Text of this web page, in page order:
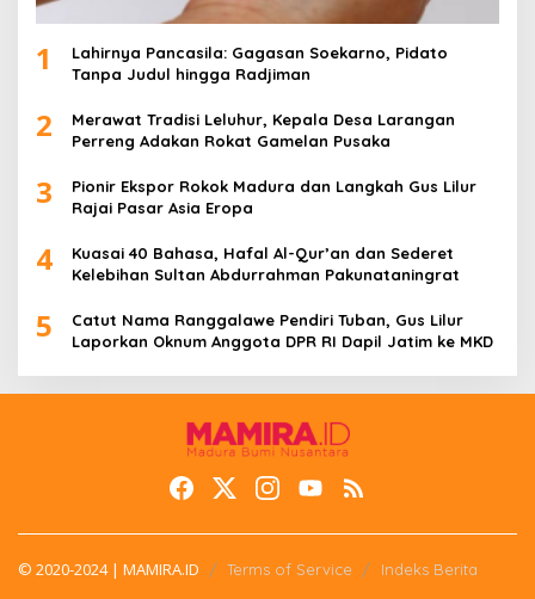
1
Lahirnya Pancasila: Gagasan Soekarno, Pidato
Tanpa Judul hingga Radjiman
2
Merawat Tradisi Leluhur, Kepala Desa Larangan
Perreng Adakan Rokat Gamelan Pusaka
3
Pionir Ekspor Rokok Madura dan Langkah Gus Lilur
Rajai Pasar Asia Eropa
4
Kuasai 40 Bahasa, Hafal Al-Qur’an dan Sederet
Kelebihan Sultan Abdurrahman Pakunataningrat
5
Catut Nama Ranggalawe Pendiri Tuban, Gus Lilur
Laporkan Oknum Anggota DPR RI Dapil Jatim ke MKD
© 2020-2024 | MAMIRA.ID Terms of Service Indeks Berita